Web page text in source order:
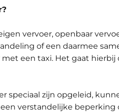
vervoer, openbaar
of een daarmee
een taxi. Het gaat
speciaal zijn opgeleid,
verstandelijke